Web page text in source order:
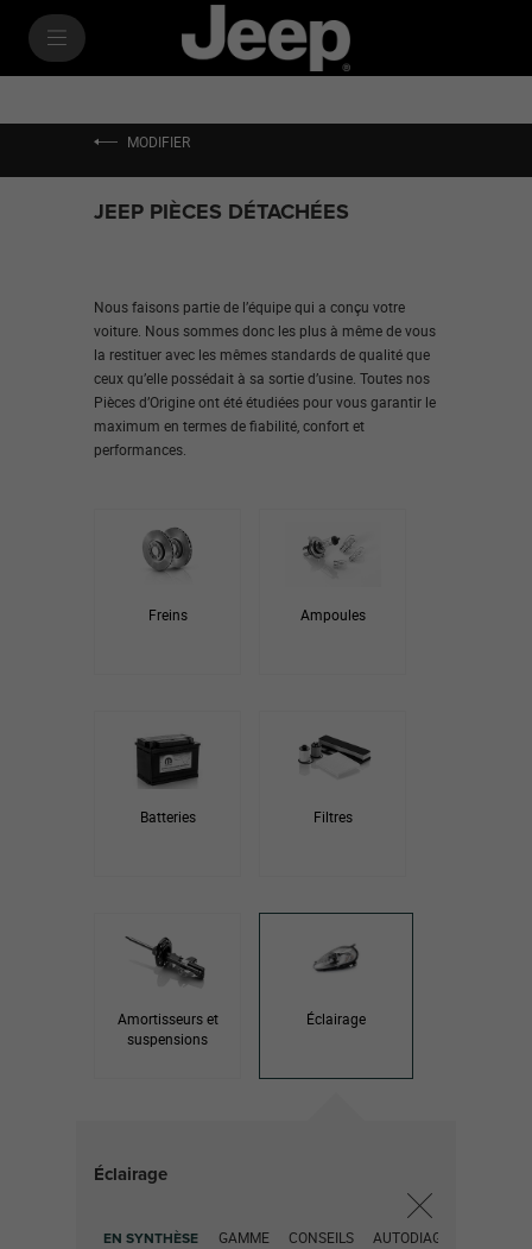
MODIFIER
JEEP PIÈCES DÉTACHÉES
Nous faisons partie de l’équipe qui a conçu votre
voiture. Nous sommes donc les plus à même de vous
la restituer avec les mêmes standards de qualité que
ceux qu’elle possédait à sa sortie d’usine. Toutes nos
Pièces d’Origine ont été étudiées pour vous garantir le
maximum en termes de fiabilité, confort et
performances.
Freins Ampoules
Batteries Filtres
Amortisseurs et
suspensions
Éclairage
Éclairage
EN SYNTHÈSE GAMME CONSEILS AUTODIAGNOSTIC